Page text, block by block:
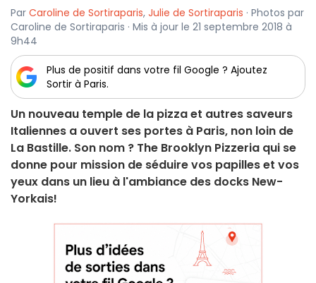
Par Caroline de Sortiraparis, Julie de Sortiraparis · Photos par
Caroline de Sortiraparis · Mis à jour le 21 septembre 2018 à
9h44
Plus de positif dans votre fil Google ? Ajoutez
Sortir à Paris.
Un nouveau temple de la pizza et autres saveurs
Italiennes a ouvert ses portes à Paris, non loin de
La Bastille. Son nom ? The Brooklyn Pizzeria qui se
donne pour mission de séduire vos papilles et vos
yeux dans un lieu à l'ambiance des docks New-
Yorkais!